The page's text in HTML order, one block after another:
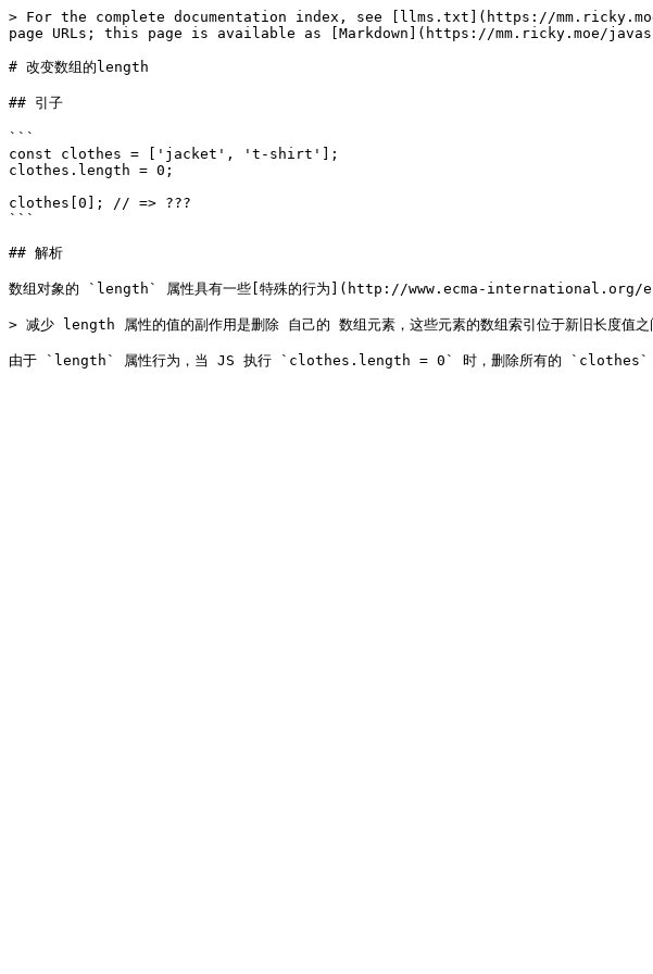
> For the complete documentation index, see [llms.txt](https://
page URLs; this page is available as [Markdown](https://mm.ricky.moe/
# 改变数组的length
## 引子
```
const clothes = ['jacket', 't-shirt'];
clothes.length = 0;
clothes[0]; // => ???
```
## 解析
数组对象的 `length` 属性具有一些[特殊的行为](http://www.ecma-
> 减少 length 属性的值的副作用是删除 自己的 数组元素，这些元素的数组索引位于新旧长度值之